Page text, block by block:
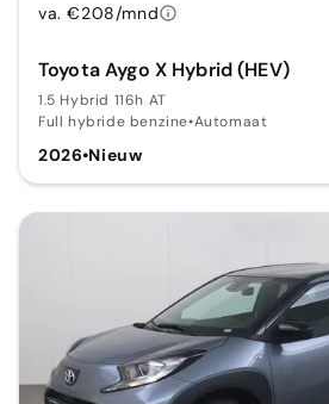
Toyota Aygo X Hybrid (HEV)
1.5 Hybrid 116h AT
Full hybride benzine•Automaat
2026•Nieuw
va. €208/mnd